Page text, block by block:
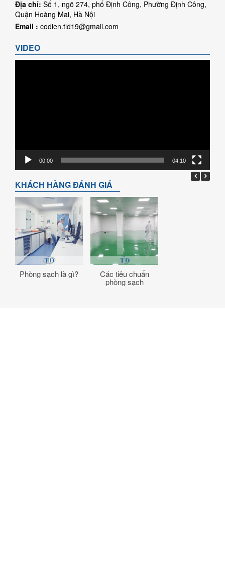
Địa chỉ: Số 1, ngõ 274, phố Định Công, Phường Định Công,
Quận Hoàng Mai, Hà Nội
Email : codien.tld19@gmail.com
VIDEO
00:00 04:10
KHÁCH HÀNG ĐÁNH GIÁ
Phòng sạch là gì? Các tiêu chuẩn
phòng sạch